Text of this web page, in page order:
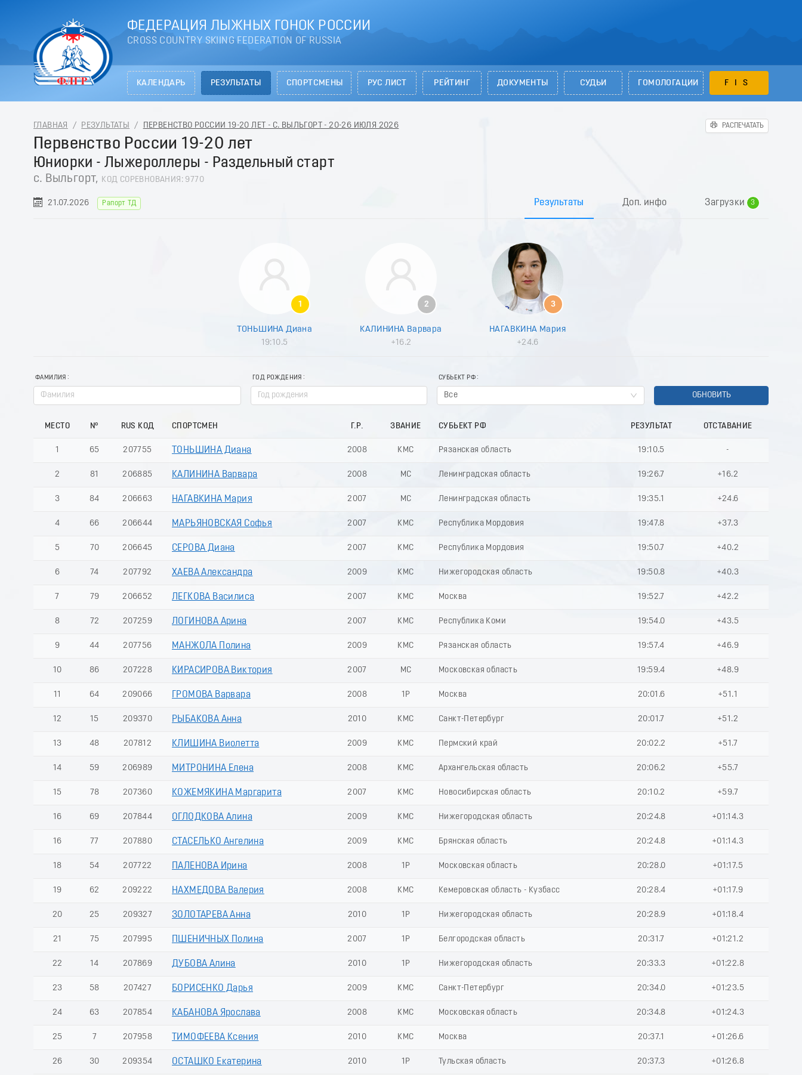
ФЕДЕРАЦИЯ ЛЫЖНЫХ ГОНОК РОССИИ
CROSS COUNTRY SKIING FEDERATION OF RUSSIA
КАЛЕНДАРЬ РЕЗУЛЬТАТЫ СПОРТСМЕНЫ РУС ЛИСТ РЕЙТИНГ ДОКУМЕНТЫ СУДЬИ ГОМОЛОГАЦИИ FIS
ГЛАВНАЯ / РЕЗУЛЬТАТЫ / ПЕРВЕНСТВО РОССИИ 19-20 ЛЕТ - С. ВЫЛЬГОРТ - 20-26 ИЮЛЯ 2026 РАСПЕЧАТАТЬ
Первенство России 19-20 лет
Юниорки - Лыжероллеры - Раздельный старт
с. Выльгорт, КОД СОРЕВНОВАНИЯ: 9770
21.07.2026 Рапорт ТД Результаты Доп. инфо Загрузки
3
0
2
1
ТОНЬШИНА Диана
19:10.5
2
КАЛИНИНА Варвара
+16.2
3
НАГАВКИНА Мария
+24.6
ФАМИЛИЯ ГОД РОЖДЕНИЯ СУБЬЕКТ РФ
Все ОБНОВИТЬ
МЕСТО № RUS КОД СПОРТСМЕН Г.Р. ЗВАНИЕ СУБЬЕКТ РФ РЕЗУЛЬТАТ ОТСТАВАНИЕ
1 65 207755 ТОНЬШИНА Диана 2008 КМС Рязанская область 19:10.5 -
2 81 206885 КАЛИНИНА Варвара 2008 МС Ленинградская область 19:26.7 +16.2
3 84 206663 НАГАВКИНА Мария 2007 МС Ленинградская область 19:35.1 +24.6
4 66 206644 МАРЬЯНОВСКАЯ Софья 2007 КМС Республика Мордовия 19:47.8 +37.3
5 70 206645 СЕРОВА Диана 2007 КМС Республика Мордовия 19:50.7 +40.2
6 74 207792 ХАЕВА Александра 2009 КМС Нижегородская область 19:50.8 +40.3
7 79 206652 ЛЕГКОВА Василиса 2007 КМС Москва 19:52.7 +42.2
8 72 207259 ЛОГИНОВА Арина 2007 КМС Республика Коми 19:54.0 +43.5
9 44 207756 МАНЖОЛА Полина 2009 КМС Рязанская область 19:57.4 +46.9
10 86 207228 КИРАСИРОВА Виктория 2007 МС Московская область 19:59.4 +48.9
11 64 209066 ГРОМОВА Варвара 2008 1Р Москва 20:01.6 +51.1
12 15 209370 РЫБАКОВА Анна 2010 КМС Санкт-Петербург 20:01.7 +51.2
13 48 207812 КЛИШИНА Виолетта 2009 КМС Пермский край 20:02.2 +51.7
14 59 206989 МИТРОНИНА Елена 2008 КМС Архангельская область 20:06.2 +55.7
15 78 207360 КОЖЕМЯКИНА Маргарита 2007 КМС Новосибирская область 20:10.2 +59.7
16 69 207844 ОГЛОДКОВА Алина 2009 КМС Нижегородская область 20:24.8 +01:14.3
16 77 207880 СТАСЕЛЬКО Ангелина 2009 КМС Брянская область 20:24.8 +01:14.3
18 54 207722 ПАЛЕНОВА Ирина 2008 1Р Московская область 20:28.0 +01:17.5
19 62 209222 НАХМЕДОВА Валерия 2008 КМС Кемеровская область - Кузбасс 20:28.4 +01:17.9
20 25 209327 ЗОЛОТАРЕВА Анна 2010 1Р Нижегородская область 20:28.9 +01:18.4
21 75 207995 ПШЕНИЧНЫХ Полина 2007 1Р Белгородская область 20:31.7 +01:21.2
22 14 207869 ДУБОВА Алина 2010 1Р Нижегородская область 20:33.3 +01:22.8
23 58 207427 БОРИСЕНКО Дарья 2009 КМС Санкт-Петербург 20:34.0 +01:23.5
24 63 207854 КАБАНОВА Ярослава 2008 КМС Московская область 20:34.8 +01:24.3
25 7 207958 ТИМОФЕЕВА Ксения 2010 КМС Москва 20:37.1 +01:26.6
26 30 209354 ОСТАШКО Екатерина 2010 1Р Тульская область 20:37.3 +01:26.8